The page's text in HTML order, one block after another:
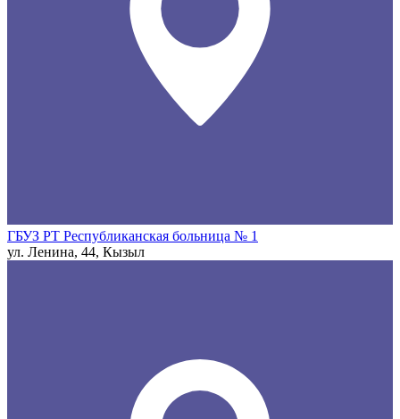
ГБУЗ РТ Республиканская больница № 1
ул. Ленина, 44, Кызыл